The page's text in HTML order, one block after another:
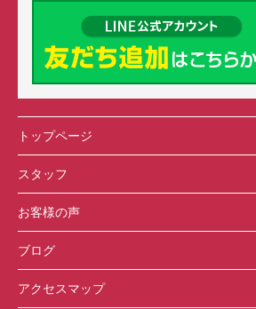
トップページ
スタッフ
お客様の声
ブログ
アクセスマップ